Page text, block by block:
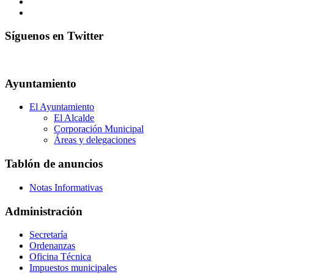
Síguenos en Twitter
Ayuntamiento
El Ayuntamiento
El Alcalde
Corporación Municipal
Áreas y delegaciones
Tablón de anuncios
Notas Informativas
Administración
Secretaría
Ordenanzas
Oficina Técnica
Impuestos municipales